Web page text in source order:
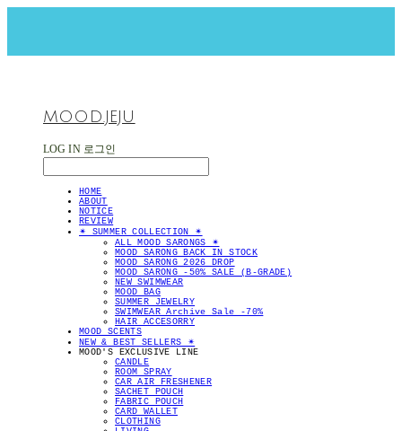
MOOD.JEJU
LOG IN 로그인
HOME
ABOUT
NOTICE
REVIEW
✴︎ SUMMER COLLECTION ✴︎
ALL MOOD SARONGS ✴︎
MOOD SARONG BACK IN STOCK
MOOD SARONG 2026 DROP
MOOD SARONG -50% SALE (B-GRADE)
NEW SWIMWEAR
MOOD BAG
SUMMER JEWELRY
SWIMWEAR Archive Sale -70%
HAIR ACCESORRY
MOOD SCENTS
NEW & BEST SELLERS ✴︎
MOOD'S EXCLUSIVE LINE
CANDLE
ROOM SPRAY
CAR AIR FRESHENER
SACHET POUCH
FABRIC POUCH
CARD WALLET
CLOTHING